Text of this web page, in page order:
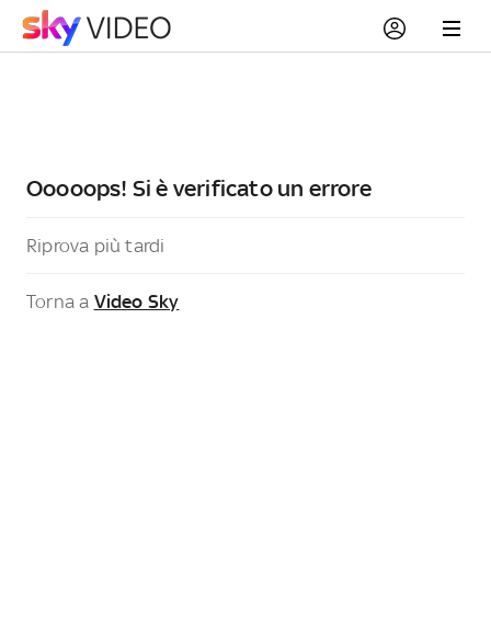
Ooooops! Si è verificato un errore
Riprova più tardi
Torna a Video Sky